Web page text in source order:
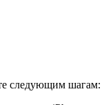
следующим шагам: